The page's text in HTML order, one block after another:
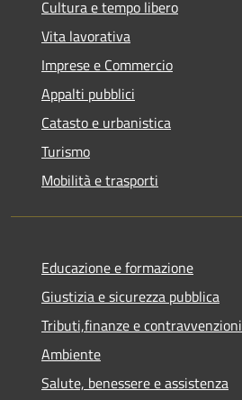
Cultura e tempo libero
Vita lavorativa
Imprese e Commercio
Appalti pubblici
Catasto e urbanistica
Turismo
Mobilità e trasporti
Educazione e formazione
Giustizia e sicurezza pubblica
Tributi,finanze e contravvenzioni
Ambiente
Salute, benessere e assistenza